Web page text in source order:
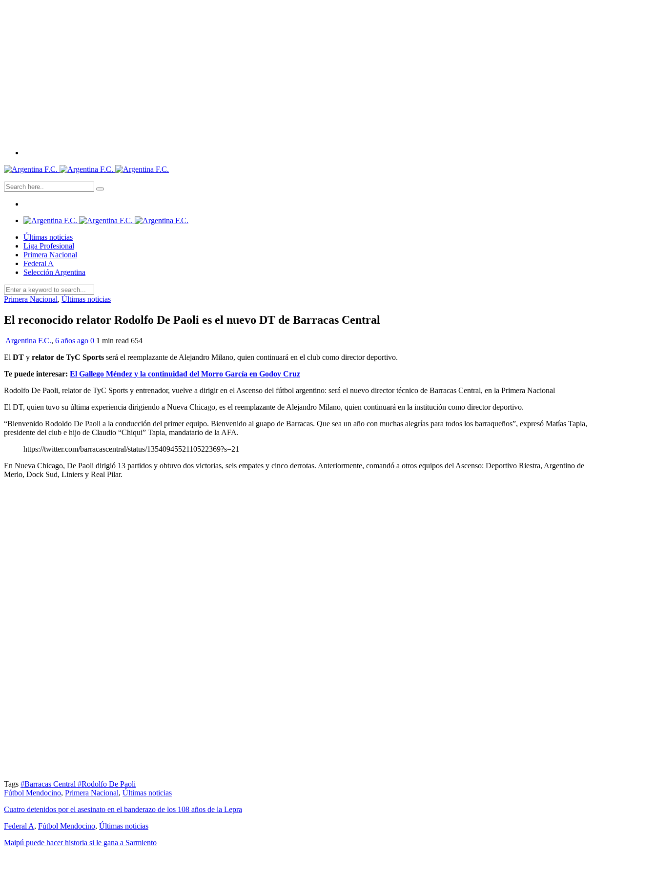
Últimas noticias
Liga Profesional
Primera Nacional
Federal A
Selección Argentina
Primera Nacional, Últimas noticias
El reconocido relator Rodolfo De Paoli es el nuevo DT de Barracas Central
Argentina F.C., 6 años ago 0 1 min read 654
El DT y relator de TyC Sports será el reemplazante de Alejandro Milano, quien continuará en el club como director deportivo.
Te puede interesar: El Gallego Méndez y la continuidad del Morro García en Godoy Cruz
Rodolfo De Paoli, relator de TyC Sports y entrenador, vuelve a dirigir en el Ascenso del fútbol argentino: será el nuevo director técnico de Barracas Central, en la Primera Nacional
El DT, quien tuvo su última experiencia dirigiendo a Nueva Chicago, es el reemplazante de Alejandro Milano, quien continuará en la institución como director deportivo.
“Bienvenido Rodoldo De Paoli a la conducción del primer equipo. Bienvenido al guapo de Barracas. Que sea un año con muchas alegrías para todos los barraqueños”, expresó Matías Tapia,
presidente del club e hijo de Claudio “Chiqui” Tapia, mandatario de la AFA.
https://twitter.com/barracascentral/status/1354094552110522369?s=21
En Nueva Chicago, De Paoli dirigió 13 partidos y obtuvo dos victorias, seis empates y cinco derrotas. Anteriormente, comandó a otros equipos del Ascenso: Deportivo Riestra, Argentino de
Merlo, Dock Sud, Liniers y Real Pilar.
Tags #Barracas Central #Rodolfo De Paoli
Fútbol Mendocino, Primera Nacional, Últimas noticias
Cuatro detenidos por el asesinato en el banderazo de los 108 años de la Lepra
Federal A, Fútbol Mendocino, Últimas noticias
Maipú puede hacer historia si le gana a Sarmiento